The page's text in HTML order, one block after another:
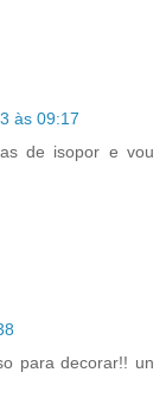
às 09:17
de isopor e vou
para decorar!! un